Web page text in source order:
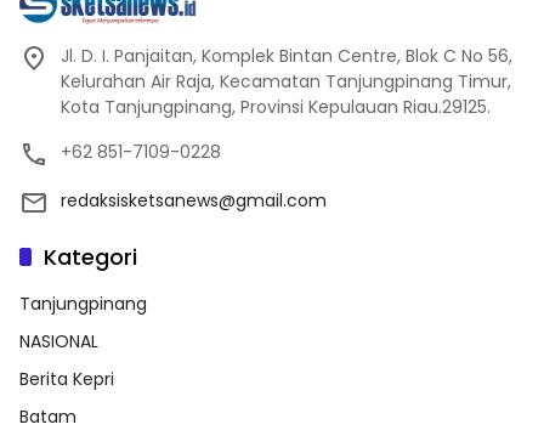
Jl. D. I. Panjaitan, Komplek Bintan Centre, Blok C No 56,
Kelurahan Air Raja, Kecamatan Tanjungpinang Timur,
Kota Tanjungpinang, Provinsi Kepulauan Riau.29125.
+62 851-7109-0228
redaksisketsanews@gmail.com
Kategori
Tanjungpinang
NASIONAL
Berita Kepri
Batam